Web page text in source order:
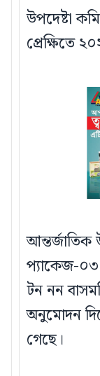
উপদেষ্টা
প্রেক্ষিতে
আন্তর্জাতিক
প্যাকেজ-
টন নন
অনুমোদন
গেছে।